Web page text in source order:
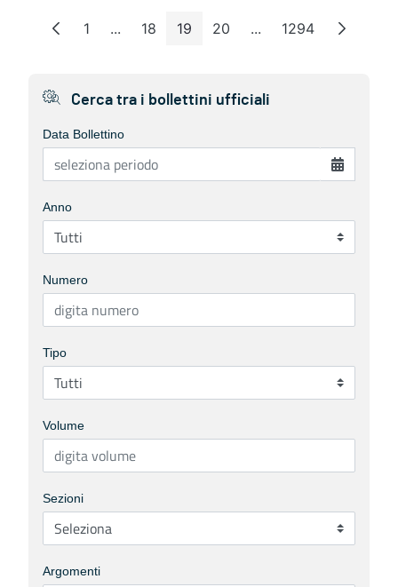
Pagina
1 ...Pagine intermedie
Pagina
18 Pagina
19 Pagina
20 ...Pagine intermedie
Pagina
1294
Cerca tra i bollettini ufficiali
Data Bollettino
Anno
Numero
Tipo
Volume
Sezioni
Argomenti